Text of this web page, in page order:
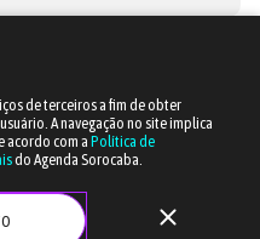
de terceiros a fim de obter
A navegação no site implica
acordo com a Política de
do Agenda Sorocaba.
close